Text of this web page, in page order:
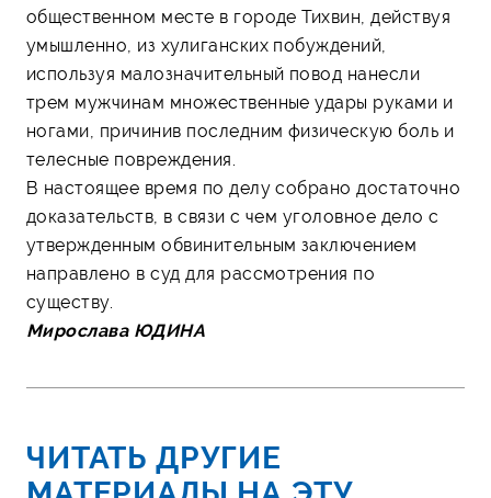
общественном месте в городе Тихвин, действуя
умышленно, из хулиганских побуждений,
используя малозначительный повод нанесли
трем мужчинам множественные удары руками и
ногами, причинив последним физическую боль и
телесные повреждения.
В настоящее время по делу собрано достаточно
доказательств, в связи с чем уголовное дело с
утвержденным обвинительным заключением
направлено в суд для рассмотрения по
существу.
Мирослава ЮДИНА
ЧИТАТЬ ДРУГИЕ